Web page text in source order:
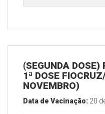
(SEGUNDA
1ª DOSE
NOVEMBRO)
Data de Vacinação: 20